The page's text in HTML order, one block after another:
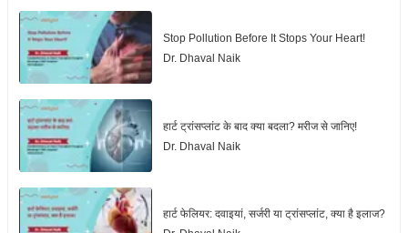
Stop Pollution Before It Stops Your Heart!
Dr. Dhaval Naik
हार्ट ट्रांसप्लांट के बाद क्या बदला? मरीज से जानिए!
Dr. Dhaval Naik
हार्ट फेलियर: दवाइयां, सर्जरी या ट्रांसप्लांट, क्या है इलाज?